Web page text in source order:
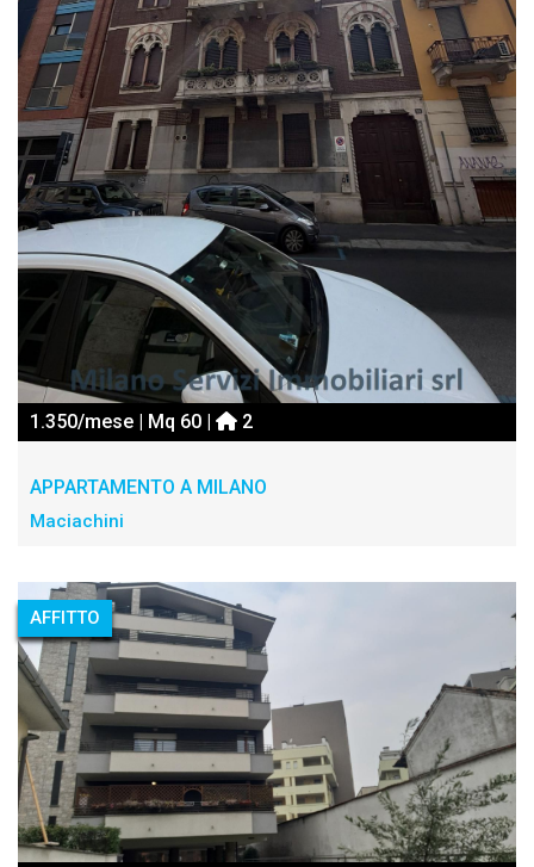
1.350/mese | Mq 60 | 2
APPARTAMENTO A MILANO
Maciachini
AFFITTO